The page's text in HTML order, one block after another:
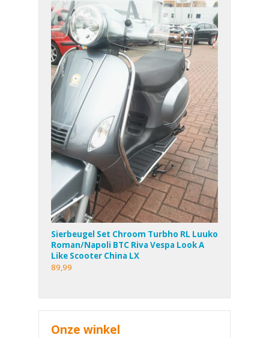
Sierbeugel Set Chroom Turbho RL Luuko
Roman/Napoli BTC Riva Vespa Look A
Like Scooter China LX
89,99
Onze winkel